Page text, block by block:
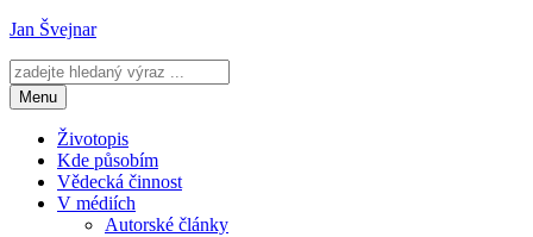
Přejít
obsahu
webu
Jan Švejnar
Menu
Životopis
Kde působím
Vědecká činnost
V médiích
Autorské články